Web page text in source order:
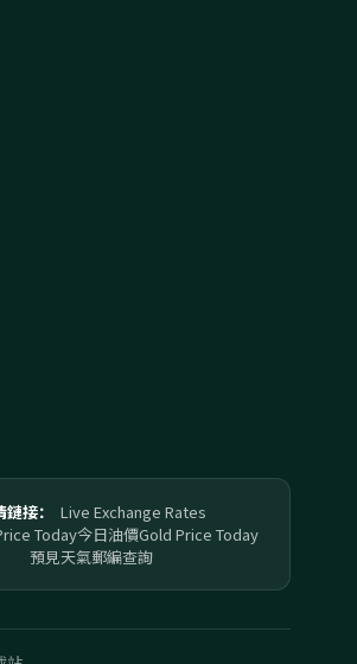
接：
Live Exchange Rates
Today今日油價Gold Price Today
預見天氣郵編查詢